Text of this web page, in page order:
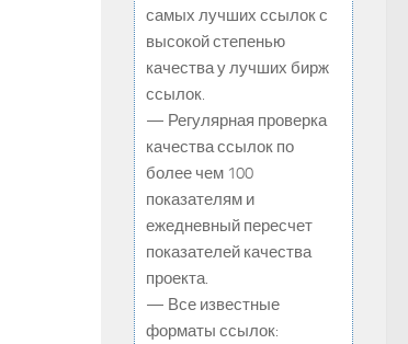
самых лучших ссылок с
высокой степенью
качества у лучших бирж
ссылок.
— Регулярная проверка
качества ссылок по
более чем 100
показателям и
ежедневный пересчет
показателей качества
проекта.
— Все известные
форматы ссылок: